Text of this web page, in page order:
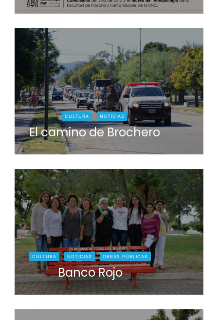
CULTURA NOTICIAS
El camino de Brochero
CULTURA NOTICIAS OBRAS PÚBLICAS
Banco Rojo